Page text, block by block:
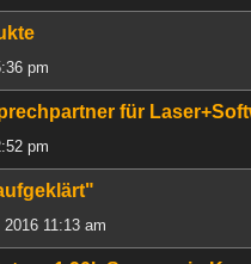
pm
für
pm
11:13 am